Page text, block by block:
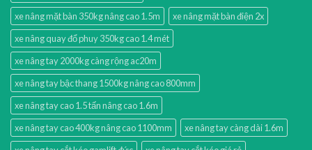
xe nâng mặt bàn 350kg nâng cao 1.5m
xe nâng mặt bàn điện 2x
xe nâng quay đổ phuy 350kg cao 1.4 mét
xe nâng tay 2000kg càng rộng ac20m
xe nâng tay bậc thang 1500kg nâng cao 800mm
xe nâng tay cao 1.5 tấn nâng cao 1.6m
xe nâng tay cao 400kg nâng cao 1100mm
xe nâng tay càng dài 1.6m